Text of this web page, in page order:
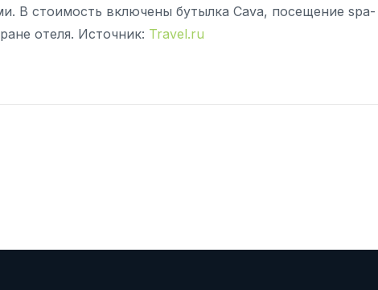
В стоимость включены бутылка Cava, посещение spa-
отеля. Источник: Travel.ru